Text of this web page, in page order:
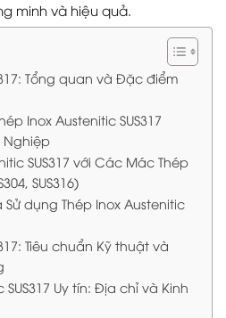
minh và hiệu quả.
Tổng quan và Đặc điểm
Inox Austenitic SUS317
SUS317 với Các Mác Thép
SUS316)
dụng Thép Inox Austenitic
Tiêu chuẩn Kỹ thuật và
Uy tín: Địa chỉ và Kinh